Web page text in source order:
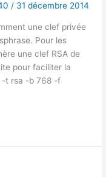
/ 31 décembre 2014
une clef privée
Pour les
une clef RSA de
pour faciliter la
-t rsa -b 768 -f